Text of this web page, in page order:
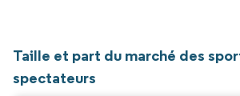
Taille et part du marché des
spectateurs